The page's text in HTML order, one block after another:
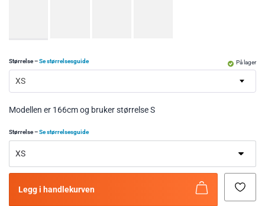
Størrelse–Se størrelsesguide
XS
Modellen er 166cm og bruker størrelse S
Størrelse–Se størrelsesguide
På lager
Legg i handlekurven